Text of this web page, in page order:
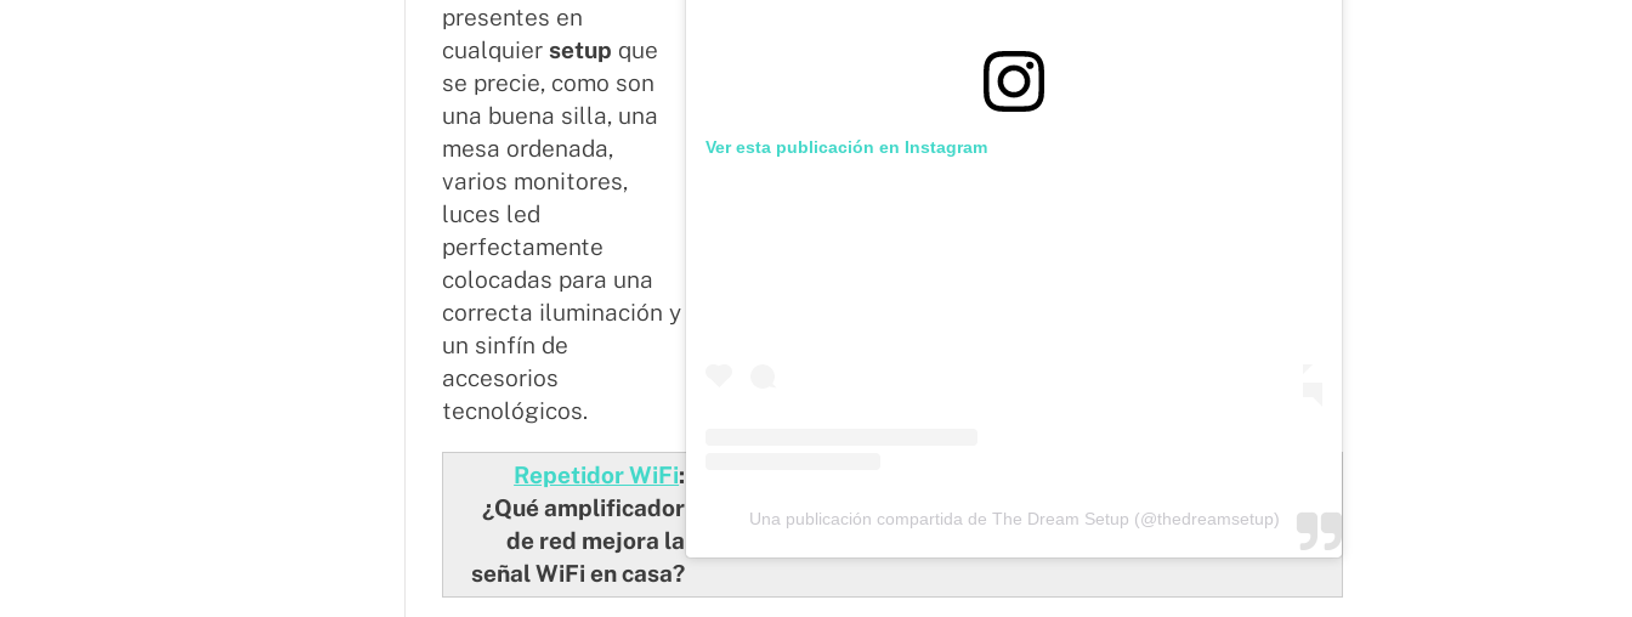
Ver esta publicación en Instagram
Una publicación compartida de The Dream Setup (@thedreamsetup)
presentes en
cualquiersetup que
se precie, como son
una buena silla, una
mesa ordenada,
varios monitores,
luces led
perfectamente
colocadas para una
correcta iluminación y
un sinfín de
accesorios
tecnológicos.
Repetidor WiFi:
¿Qué amplificador
de red mejora la
señal WiFi en casa?